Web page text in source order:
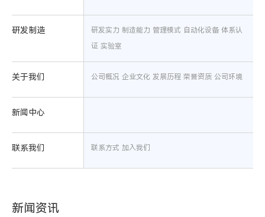
研发制造 研发实力 制造能力 管理模式 自动化设备 体系认
证 实验室
关于我们 公司概况 企业文化 发展历程 荣誉资质 公司环境
新闻中心
联系我们 联系方式 加入我们
新闻资讯